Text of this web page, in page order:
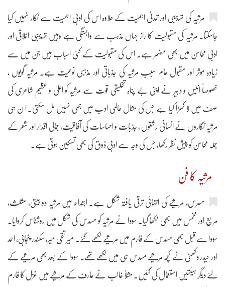
مرثیہ کی تہذیبی اور تمدنی اہمیت کے علاوہ اس کی ادبی اہمیت سے نکار نہیں کیا
جاسکتا۔ مرثیہ کی مقبولیت کا راز جہاں مذہب سے وابستگی ہے وہیں تہذیبی اخلاقی اور
ادبی محاسن میں بھی مضمر ہے۔ اس کی مقبولیت کے کئی اسباب ہیں جن میں سے
زیادہ موثر اور مقبول عام سبب مرثیہ کی جذباتی اور مذہبی نوعیت ہے۔ مرثیہ گویوں ،
خصوصاً انیس و دبیر نے اپنی بے پناہ تخلیقی قوت سے مرثیہ کو اعلیٰ و عظیم شاعری کی
صف میں لا کھڑا کیا ہے جس کی مثال عالمی ادب میں بھی نہیں مل سکتی۔ ا ن ہی
مرثیہ نگاروں نے انسانی رشتوں ، جذبات و احساسات کی آفاقیت، جمالی اقدار اور شعر کے
جملہ محاسن کو پیش نظر رکھا، جس کی وجہ سے ادبی ذوق کی بھی تسکین ہوتی ہے۔
مرثیہ کا فن
مسرس، مرثیے کی انتہائی ترقی یافتہ شکل ہے۔ ابتداء میں مرثیہ دو بیتی، مثلث،
مربع اور مخمس میں بھی لکھا گیا۔ سودا نے مرثیہ کو مسدس کی شکل میں روشناس کروایا۔
سودا سے قبل بھی مسدس کے فارم میں مرثیے لکھے گئے۔ میر تقی میر، سکندر پنجابی، احمد
اور حیدر دکھنی نے کچھ مرثیے مسدس ہی میں لکھے تھے۔ سودا کے بعد بھی مرثیے کے
لئے دیگر ہیئتیں استعمال کی گئیں۔ مثلاً غالب نے عارف کے مرثیے میں غزل کا فارم